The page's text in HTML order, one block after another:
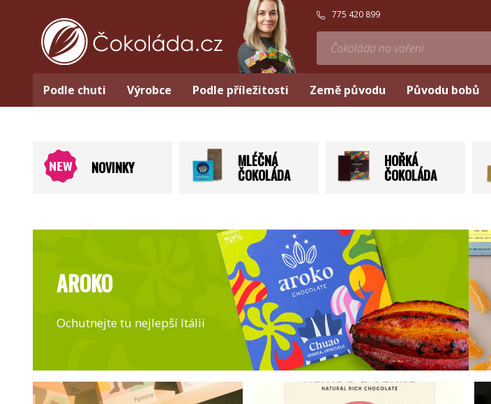
775 420 899
Podle chuti Výrobce Podle příležitosti Země původu Původu bobů
NOVINKY
MLÉČNÁ
ČOKOLÁDA
HOŘKÁ
ČOKOLÁDA
AROKO
Ochutnejte tu nejlepší Itálii